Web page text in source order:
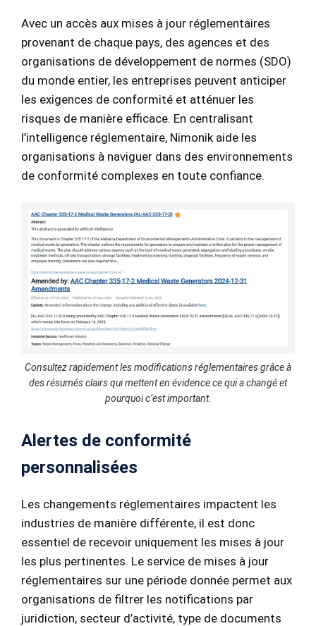
Avec un accès aux mises à jour réglementaires
provenant de chaque pays, des agences et des
organisations de développement de normes (SDO)
du monde entier, les entreprises peuvent anticiper
les exigences de conformité et atténuer les
risques de manière efficace. En centralisant
l’intelligence réglementaire, Nimonik aide les
organisations à naviguer dans des environnements
de conformité complexes en toute confiance.
Consultez rapidement les modifications réglementaires grâce à
des résumés clairs qui mettent en évidence ce qui a changé et
pourquoi c’est important.
Alertes de conformité
personnalisées
Les changements réglementaires impactent les
industries de manière différente, il est donc
essentiel de recevoir uniquement les mises à jour
les plus pertinentes. Le service de mises à jour
réglementaires sur une période donnée permet aux
organisations de filtrer les notifications par
juridiction, secteur d’activité, type de documents